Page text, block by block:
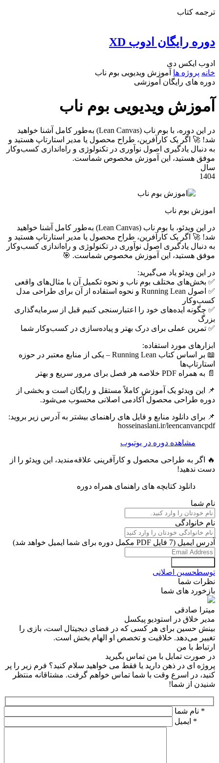
ترجمه کتاب
دوره رایگان ادوب XD
ادوب ایکس دی
خانه پروژه ها آموزش ویدیویی بوم ناب
دوره های رایگان آموزشی
آموزش ویدیویی بوم ناب
در این دوره، با بوم ناب (Lean Canvas) به‌طور کامل آشنا خواهید
شد! 🚀 اگر یک کارآفرین، طراح محصول یا مدیر استارتاپ هستید و
به دنبال یادگیری اصول نوآوری در تکنولوژی و راه‌اندازی کسب‌وکار
موفق هستید، این آموزش مخصوص شماست.
سال
1404
اموزش بوم ناب
در این ویدئو، با بوم ناب (Lean Canvas) به‌طور کامل آشنا خواهید
شد! 🚀 اگر یک کارآفرین، طراح محصول یا مدیر استارتاپ هستید و
به دنبال یادگیری اصول نوآوری در تکنولوژی و راه‌اندازی کسب‌وکار
موفق هستید، این آموزش مخصوص شماست. 🎯
در این ویدئو یاد می‌گیرید:
✅ بخش‌های مختلف بوم ناب و نحوه تکمیل آن با مثال‌های واقعی
✅ اصول Running Lean و نحوه استفاده از آن برای طراحی مدل
کسب‌وکار
✅ چگونه ایده‌های خود را اعتبارسنجی کنیم قبل از سرمایه‌گذاری
بزرگ
✅ تمرین عملی برای درک بهتر و پیاده‌سازی در کسب‌وکار شما
ابزارهای مورد استفاده:
📖 بر اساس کتاب Running Lean – یکی از منابع معتبر در حوزه
استارتاپ‌ها
📄 به همراه PDF خلاصه هر فصل برای مرور سریع و بهتر
📌 این ویدئو یک آموزش کاملاً مستقل و رایگان است و بخشی از
دوره طراحی محصول آکادمی اصلانی محسوب می‌شود.
📌 برای دانلود منابع و فایل های راهنمای بیشتر به آدرس زیر بروید:
hosseinaslani.ir/leencanvancpdf
مشاهده دوره در یوتیوب
🔥 اگر به طراحی محصول و کارآفرینی علاقه‌مندید، این ویدئو را از
دست ندهید!
دانلود کتابچه های راهنمای همراه دوره
نام شما
نام خانوادگی
آدرس ایمیل (7 فایل PDF مکمل دوره برای شما ایمیل خواهد شد)
توسطحسین اصلانی
نظرات شما
بازخورد های شما
میترا صادقی
مدیر خلاق در استودیو پیکسل
بینش حسین برای هر کسی که در فضای دیجیتال است، بازی را
تغییر می‌دهد. خلاقیت و تخصص او الهام بخش است.
ارتباط با من
در صورت تمایل با من تماس بگیرید
پروژه ای در ذهن دارید یا فقط می خواهید سلام کنید؟ فرم زیر را پر
کنید، در اسرع وقت با شما تماس خواهم گرفت. مشتاقانه منتظر
شنیدن از شما!
*
*